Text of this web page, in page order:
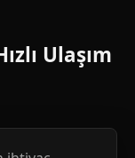
Ulaşım